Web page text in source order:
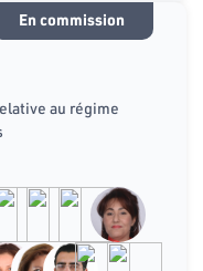
En commission
au régime